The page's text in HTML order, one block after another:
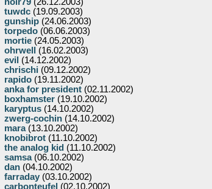
tuwdc (19.09.2003)
gunship (24.06.2003)
torpedo (06.06.2003)
mortie (24.05.2003)
ohrwell
(16.02.2003)
evil (14.12.2002)
chrischi (09.12.2002)
rapido (19.11.2002)
anka for president (02.11.2002)
boxhamster (19.10.2002)
karyptus (14.10.2002)
zwerg-cochin (14.10.2002)
mara(13.10.2002)
knobibrot (11.10.2002)
the analog kid (11.10.2002)
samsa(06.10.2002)
dan (04.10.2002)
farraday (03.10.2002)
carbonteufel (02.10.2002)